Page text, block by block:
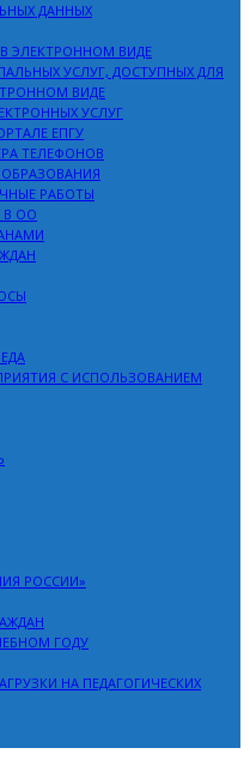
ДАННЫХ
ЭЛЕКТРОННОМ ВИДЕ
УСЛУГ, ДОСТУПНЫХ ДЛЯ
ВИДЕ
УСЛУГ
ЕПГУ
ТЕЛЕФОНОВ
РАБОТЫ
В ОО
С ИСПОЛЬЗОВАНИЕМ
РОССИИ»
ГОДУ
НА ПЕДАГОГИЧЕСКИХ